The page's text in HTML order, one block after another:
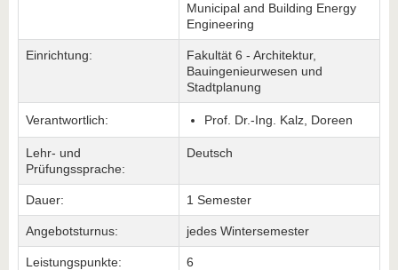
Municipal and Building Energy
Engineering
Einrichtung:
Fakultät 6 - Architektur,
Bauingenieurwesen und
Stadtplanung
Verantwortlich: Prof. Dr.-Ing. Kalz, Doreen
Lehr- und
Prüfungssprache:
Deutsch
Dauer: 1 Semester
Angebotsturnus: jedes Wintersemester
Leistungspunkte: 6